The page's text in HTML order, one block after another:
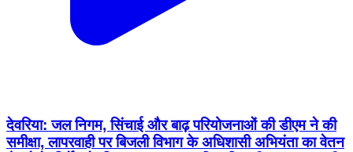
देवरिया: जल निगम, सिंचाई और बाढ़ परियोजनाओं की डीएम ने की
समीक्षा, लापरवाही पर बिजली विभाग के अधिशासी अभियंता का वेतन